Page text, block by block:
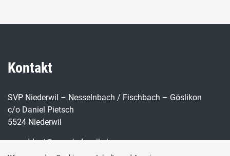
Kontakt
SVP Niederwil – Nesselnbach / Fischbach – Göslikon
c/o Daniel Pietsch
5524 Niederwil
praesident@svp-niederwil.ch